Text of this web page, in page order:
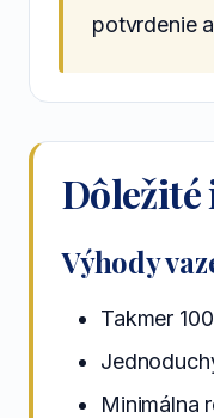
potvrdenie
Výhody
Takmer
Minimálna